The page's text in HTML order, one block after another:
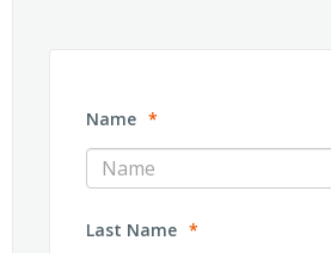
Name *
Last Name *